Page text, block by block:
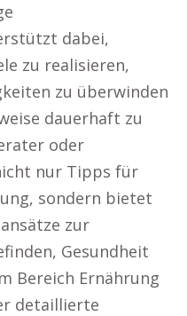
dabei,
zu realisieren,
zu überwinden
dauerhaft zu
oder
nur Tipps für
sondern bietet
zur
Gesundheit
Bereich Ernährung
detaillierte